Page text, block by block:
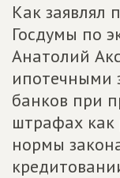
Как заявлял
Госдумы по
Анатолий
ипотечными
банков при
штрафах как
нормы